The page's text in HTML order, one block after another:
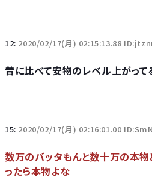
12: 2020/02/17(月) 02:15:13.88
昔に比べて安物のレベル上がって
15: 2020/02/17(月) 02:16:01.00
数万のバッタもんと数十万の本物
ったら本物よな